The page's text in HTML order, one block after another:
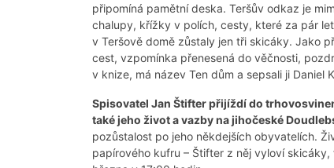
připomíná pamětní deska. Teršův odkaz je
chalupy, křížky v polích, cesty, které za pár
v Teršově domě zůstaly jen tři skicáky. Jako
cest, vzpomínka přenesená do věčnosti,
v knize, má název Ten dům a sepsali ji Daniel
Spisovatel Jan Štifter přijíždí do
také jeho život a vazby na jihočeské
pozůstalost po jeho někdejších obyvatelích.
papírového kufru – Štifter z něj vyloví